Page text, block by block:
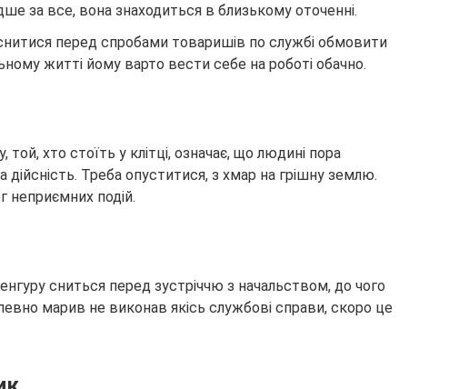
за все, вона знаходиться в близькому оточенні.
перед спробами товаришів по службі обмовити
житті йому варто вести себе на роботі обачно.
хто стоїть у клітці, означає, що людині пора
Треба опуститися, з хмар на грішну землю.
неприємних подій.
сниться перед зустріччю з начальством, до чого
марив не виконав якісь службові справи, скоро це